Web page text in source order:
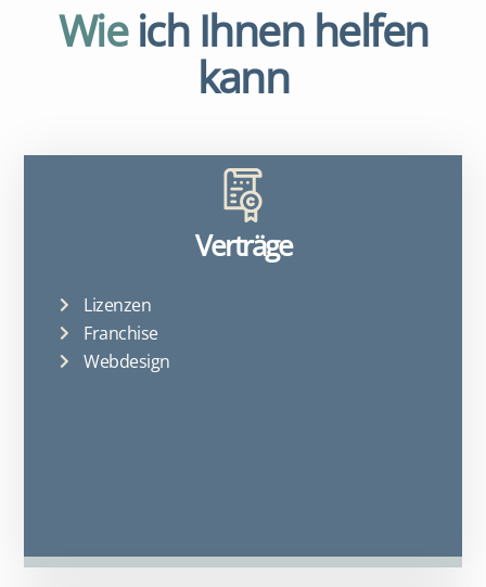
Wieich Ihnen helfen
kann
Verträge
Lizenzen
Franchise
Webdesign